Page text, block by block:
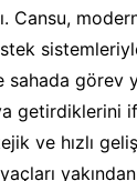
Cansu,
sahada
getirdiklerini
ve hızlı